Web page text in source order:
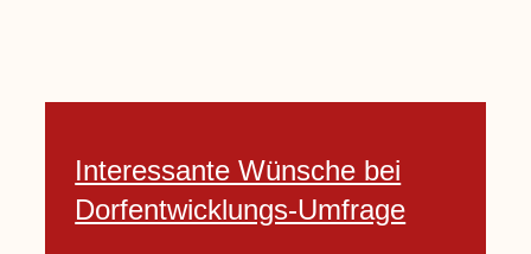
Interessante Wünsche bei
Dorfentwicklungs-Umfrage